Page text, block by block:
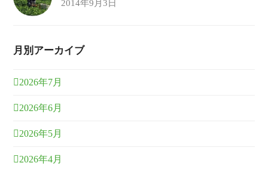
2014年9月3日
月別アーカイブ
2026年7月
2026年6月
2026年5月
2026年4月